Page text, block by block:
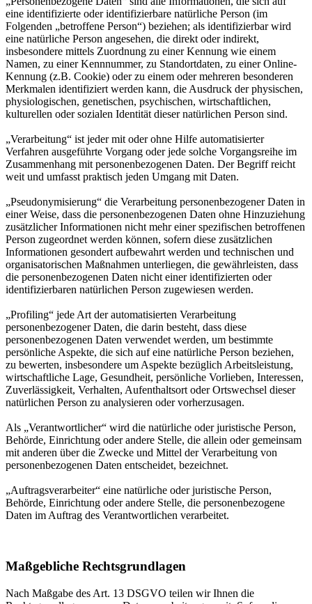
eine identifizierte oder identifizierbare natürliche Person (im
Folgenden „betroffene Person“) beziehen; als identifizierbar wird
eine natürliche Person angesehen, die direkt oder indirekt,
insbesondere mittels Zuordnung zu einer Kennung wie einem
Namen, zu einer Kennnummer, zu Standortdaten, zu einer Online-
Kennung (z.B. Cookie) oder zu einem oder mehreren besonderen
Merkmalen identifiziert werden kann, die Ausdruck der physischen,
physiologischen, genetischen, psychischen, wirtschaftlichen,
kulturellen oder sozialen Identität dieser natürlichen Person sind.
„Verarbeitung“ ist jeder mit oder ohne Hilfe automatisierter
Verfahren ausgeführte Vorgang oder jede solche Vorgangsreihe im
Zusammenhang mit personenbezogenen Daten. Der Begriff reicht
weit und umfasst praktisch jeden Umgang mit Daten.
„Pseudonymisierung“ die Verarbeitung personenbezogener Daten in
einer Weise, dass die personenbezogenen Daten ohne Hinzuziehung
zusätzlicher Informationen nicht mehr einer spezifischen betroffenen
Person zugeordnet werden können, sofern diese zusätzlichen
Informationen gesondert aufbewahrt werden und technischen und
organisatorischen Maßnahmen unterliegen, die gewährleisten, dass
die personenbezogenen Daten nicht einer identifizierten oder
identifizierbaren natürlichen Person zugewiesen werden.
„Profiling“ jede Art der automatisierten Verarbeitung
personenbezogener Daten, die darin besteht, dass diese
personenbezogenen Daten verwendet werden, um bestimmte
persönliche Aspekte, die sich auf eine natürliche Person beziehen,
zu bewerten, insbesondere um Aspekte bezüglich Arbeitsleistung,
wirtschaftliche Lage, Gesundheit, persönliche Vorlieben, Interessen,
Zuverlässigkeit, Verhalten, Aufenthaltsort oder Ortswechsel dieser
natürlichen Person zu analysieren oder vorherzusagen.
Als „Verantwortlicher“ wird die natürliche oder juristische Person,
Behörde, Einrichtung oder andere Stelle, die allein oder gemeinsam
mit anderen über die Zwecke und Mittel der Verarbeitung von
personenbezogenen Daten entscheidet, bezeichnet.
„Auftragsverarbeiter“ eine natürliche oder juristische Person,
Behörde, Einrichtung oder andere Stelle, die personenbezogene
Daten im Auftrag des Verantwortlichen verarbeitet.
Maßgebliche Rechtsgrundlagen
Nach Maßgabe des Art. 13 DSGVO teilen wir Ihnen die